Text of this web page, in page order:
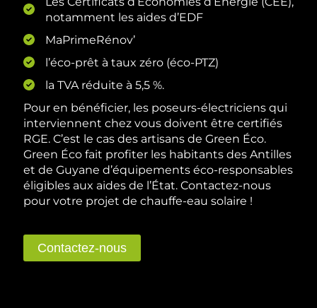
notamment les aides d’EDF
MaPrimeRénov’
l’éco-prêt à taux zéro (éco-PTZ)
la TVA réduite à 5,5 %.
Pour en bénéficier, les poseurs-électriciens qui
interviennent chez vous doivent être certifiés
RGE. C’est le cas des artisans de Green Éco.
Green Éco fait profiter les habitants des Antilles
et de Guyane d’équipements éco-responsables
éligibles aux aides de l’État. Contactez-nous
pour votre projet de chauffe-eau solaire !
Contactez-nous